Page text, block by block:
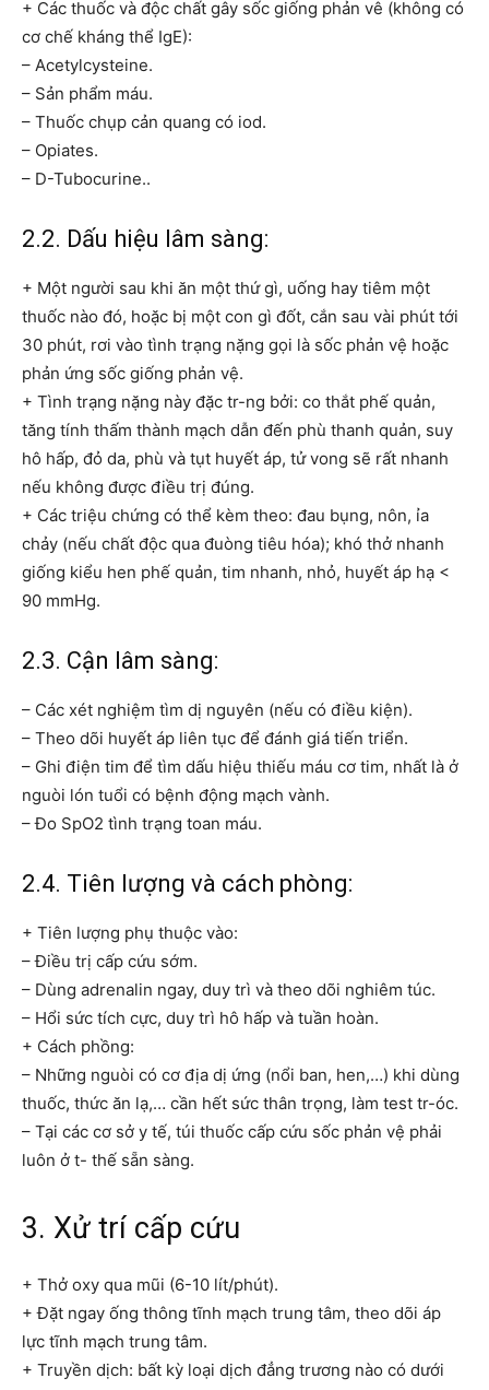
+ Các thuốc và độc chất gây sốc giống phản vê (không có
cơ chế kháng thể IgE):
– Acetylcysteine.
– Sản phẩm máu.
– Thuốc chụp cản quang có iod.
– Opiates.
– D-Tubocurine..
2.2. Dấu hiệu lâm sàng:
+ Một người sau khi ăn một thứ gì, uống hay tiêm một
thuốc nào đó, hoặc bị một con gì đốt, cắn sau vài phút tới
30 phút, rơi vào tình trạng nặng gọi là sốc phản vệ hoặc
phản ứng sốc giống phản vệ.
+ Tình trạng nặng này đặc tr-ng bởi: co thắt phế quản,
tăng tính thấm thành mạch dẫn đến phù thanh quản, suy
hô hấp, đỏ da, phù và tụt huyết áp, tử vong sẽ rất nhanh
nếu không được điều trị đúng.
+ Các triệu chứng có thể kèm theo: đau bụng, nôn, ỉa
chảy (nếu chất độc qua đuòng tiêu hóa); khó thở nhanh
giống kiểu hen phế quản, tim nhanh, nhỏ, huyết áp hạ <
90 mmHg.
2.3. Cận lâm sàng:
– Các xét nghiệm tìm dị nguyên (nếu có điều kiện).
– Theo dõi huyết áp liên tục để đánh giá tiến triển.
– Ghi điện tim để tìm dấu hiệu thiếu máu cơ tim, nhất là ở
nguòi lón tuổi có bệnh động mạch vành.
– Đo SpO2 tình trạng toan máu.
2.4. Tiên lượng và cách phòng:
+ Tiên lượng phụ thuộc vào:
– Điều trị cấp cứu sớm.
– Dùng adrenalin ngay, duy trì và theo dõi nghiêm túc.
– Hổi sức tích cực, duy trì hô hấp và tuần hoàn.
+ Cách phồng:
– Những nguòi có cơ địa dị ứng (nổi ban, hen,…) khi dùng
thuốc, thức ăn lạ,… cần hết sức thân trọng, làm test tr-óc.
– Tại các cơ sở y tế, túi thuốc cấp cứu sốc phản vệ phải
luôn ở t- thế sẵn sàng.
3. Xử trí cấp cứu
+ Thở oxy qua mũi (6-10 lít/phút).
+ Đặt ngay ống thông tĩnh mạch trung tâm, theo dõi áp
lực tĩnh mạch trung tâm.
+ Truyền dịch: bất kỳ loại dịch đẳng trương nào có dưới